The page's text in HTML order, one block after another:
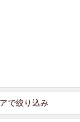
で絞り込み